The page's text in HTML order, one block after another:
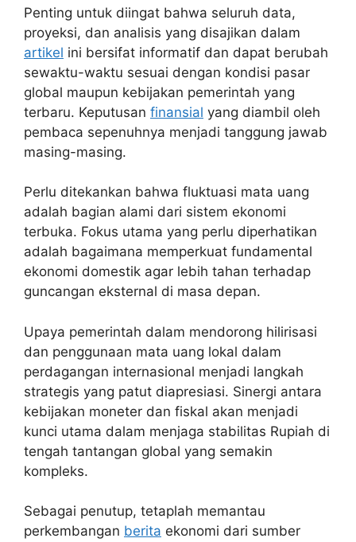
Penting untuk diingat bahwa seluruh data,
proyeksi, dan analisis yang disajikan dalam
artikel ini bersifat informatif dan dapat berubah
sewaktu-waktu sesuai dengan kondisi pasar
global maupun kebijakan pemerintah yang
terbaru. Keputusan finansial yang diambil oleh
pembaca sepenuhnya menjadi tanggung jawab
masing-masing.
Perlu ditekankan bahwa fluktuasi mata uang
adalah bagian alami dari sistem ekonomi
terbuka. Fokus utama yang perlu diperhatikan
adalah bagaimana memperkuat fundamental
ekonomi domestik agar lebih tahan terhadap
guncangan eksternal di masa depan.
Upaya pemerintah dalam mendorong hilirisasi
dan penggunaan mata uang lokal dalam
perdagangan internasional menjadi langkah
strategis yang patut diapresiasi. Sinergi antara
kebijakan moneter dan fiskal akan menjadi
kunci utama dalam menjaga stabilitas Rupiah di
tengah tantangan global yang semakin
kompleks.
Sebagai penutup, tetaplah memantau
perkembangan berita ekonomi dari sumber